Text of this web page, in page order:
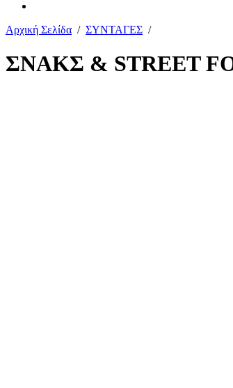
Αρχική Σελίδα / ΣΥΝΤΑΓΕΣ /
ΣΝΑΚΣ & STREET